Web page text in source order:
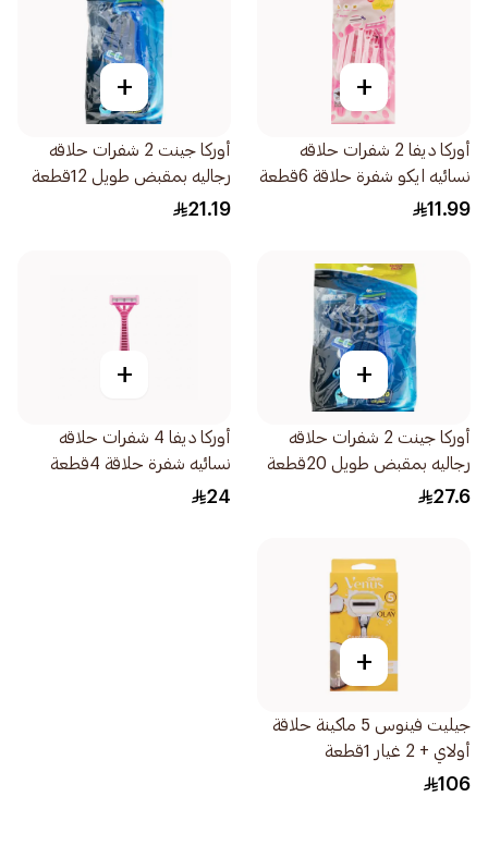
+
أوركا ديفا 2 شفرات حلاقه
نسائيه ايكو شفرة حلاقة 6قطعة
11.99
+
أوركا جينت 2 شفرات حلاقه
رجاليه بمقبض طويل 12قطعة
21.19
+
أوركا جينت 2 شفرات حلاقه
رجاليه بمقبض طويل 20قطعة
27.6
+
أوركا ديفا 4 شفرات حلاقه
نسائيه شفرة حلاقة 4قطعة
24
+
جيليت فينوس 5 ماكينة حلاقة
أولاي + 2 غيار 1قطعة
106